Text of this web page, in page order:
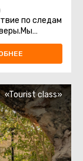
по следам
«Tourist class»